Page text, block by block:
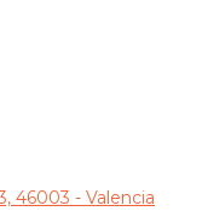
46003 - Valencia